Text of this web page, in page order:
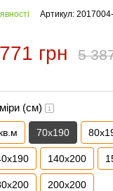
Артикул:
грн 5
(см)
70x190
140x200
200х200